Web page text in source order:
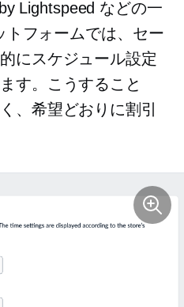
Lightspeed などの一
フォームでは、セー
にスケジュール設定
す。こうすること
、希望どおりに割引